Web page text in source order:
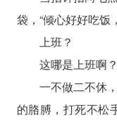
袋，“倾心好好吃饭
上班？
这哪是上班啊
一不做二不休
的胳膊，打死不松